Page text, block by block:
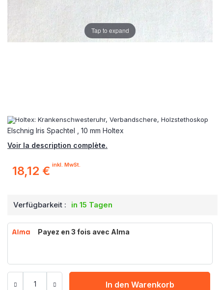
Elschnig Iris Spachtel , 10 mm Holtex
Voir la description complète.
18,12 € inkl. MwSt.
Verfügbarkeit : in 15 Tagen
Payez en 3 fois avec Alma
In den Warenkorb
Tap to expand